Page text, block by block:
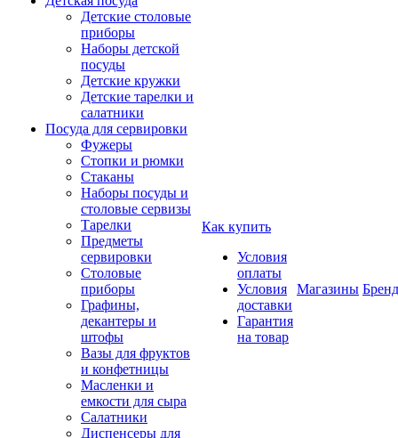
Детские столовые
приборы
Наборы детской
посуды
Детские кружки
Детские тарелки и
салатники
Посуда для сервировки
Фужеры
Стопки и рюмки
Стаканы
Наборы посуды и
столовые сервизы
Тарелки
Предметы
сервировки
Столовые
приборы
Графины,
декантеры и
штофы
Вазы для фруктов
и конфетницы
Масленки и
емкости для сыра
Салатники
Диспенсеры для
Как купить
Условия
оплаты
Условия
доставки
Гарантия
на товар
Магазины